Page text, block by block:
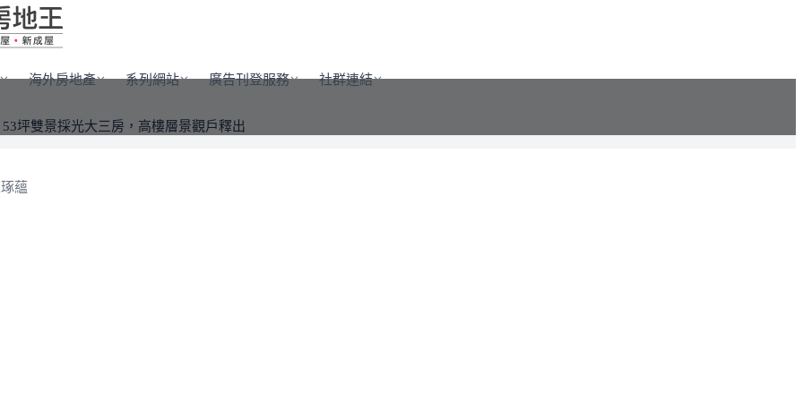
海外房地產 系列網站 廣告刊登服務 社群連結
坪雙景採光大三房，高樓層景觀戶釋出
蘊